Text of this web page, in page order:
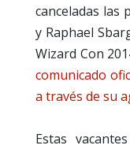
canceladas las
y Raphael
Wizard Con
comunicado
a través de su
Estas